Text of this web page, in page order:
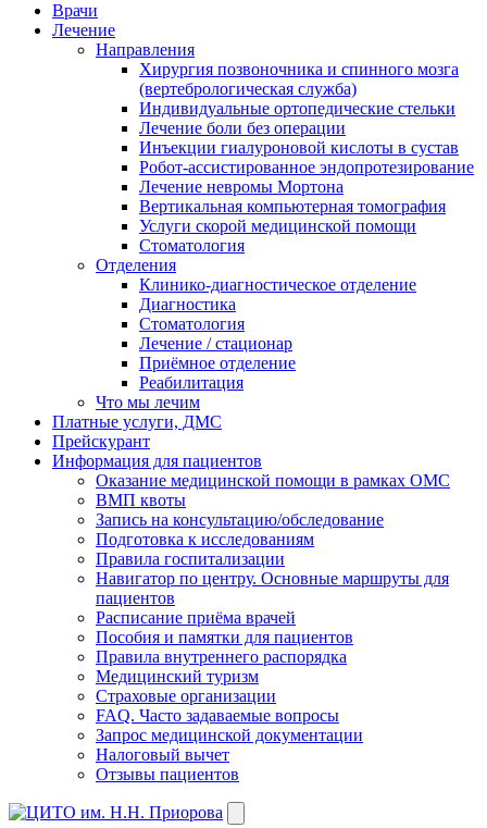
Врачи
Лечение
Направления
Хирургия позвоночника и спинного мозга
(вертебрологическая служба)
Индивидуальные ортопедические стельки
Лечение боли без операции
Инъекции гиалуроновой кислоты в сустав
Робот-ассистированное эндопротезирование
Лечение невромы Мортона
Вертикальная компьютерная томография
Услуги скорой медицинской помощи
Стоматология
Отделения
Клинико-диагностическое отделение
Диагностика
Стоматология
Лечение / стационар
Приёмное отделение
Реабилитация
Что мы лечим
Платные услуги, ДМС
Прейскурант
Информация для пациентов
Оказание медицинской помощи в рамках ОМС
ВМП квоты
Запись на консультацию/обследование
Подготовка к исследованиям
Правила госпитализации
Навигатор по центру. Основные маршруты для
пациентов
Расписание приёма врачей
Пособия и памятки для пациентов
Правила внутреннего распорядка
Медицинский туризм
Страховые организации
FAQ. Часто задаваемые вопросы
Запрос медицинской документации
Налоговый вычет
Отзывы пациентов